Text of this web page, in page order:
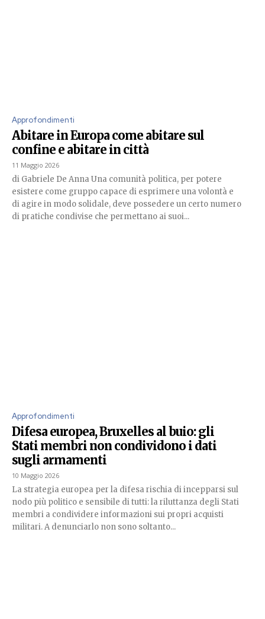
Approfondimenti
Abitare in Europa come abitare sul
confine e abitare in città
11 Maggio 2026
di Gabriele De Anna Una comunità politica, per potere
esistere come gruppo capace di esprimere una volontà e
di agire in modo solidale, deve possedere un certo numero
di pratiche condivise che permettano ai suoi...
Approfondimenti
Difesa europea, Bruxelles al buio: gli
Stati membri non condividono i dati
sugli armamenti
10 Maggio 2026
La strategia europea per la difesa rischia di incepparsi sul
nodo più politico e sensibile di tutti: la riluttanza degli Stati
membri a condividere informazioni sui propri acquisti
militari. A denunciarlo non sono soltanto...